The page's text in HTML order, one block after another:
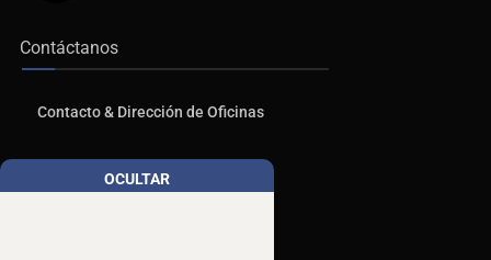
Contáctanos
Contacto & Dirección de Oficinas
PublicidadOCULTAR